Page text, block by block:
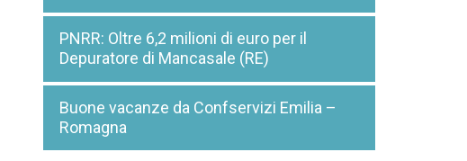
PNRR: Oltre 6,2 milioni di euro per il
Depuratore di Mancasale (RE)
Buone vacanze da Confservizi Emilia –
Romagna